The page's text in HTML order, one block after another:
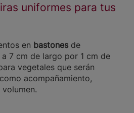
uniformes para tus
en bastones de
7 cm de largo por 1 cm de
vegetales que serán
acompañamiento,